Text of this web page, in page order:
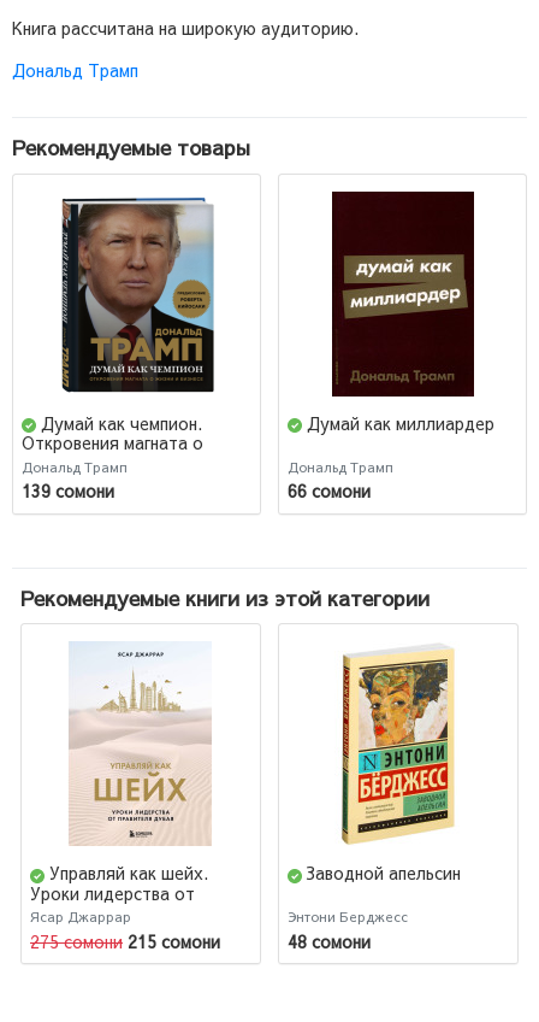
Книга рассчитана на широкую аудиторию.
Дональд Трамп
Рекомендуемые товары
Думай как чемпион.
Откровения магната о
жизни и бизнесе
Дональд Трамп
139 сомони
Думай как миллиардер
Дональд Трамп
66 сомони
Рекомендуемые книги из этой категории
Управляй как шейх.
Уроки лидерства от
правителя Дубая
Ясар Джаррар
275 сомони 215 сомони
Заводной апельсин
Энтони Берджесс
48 сомони